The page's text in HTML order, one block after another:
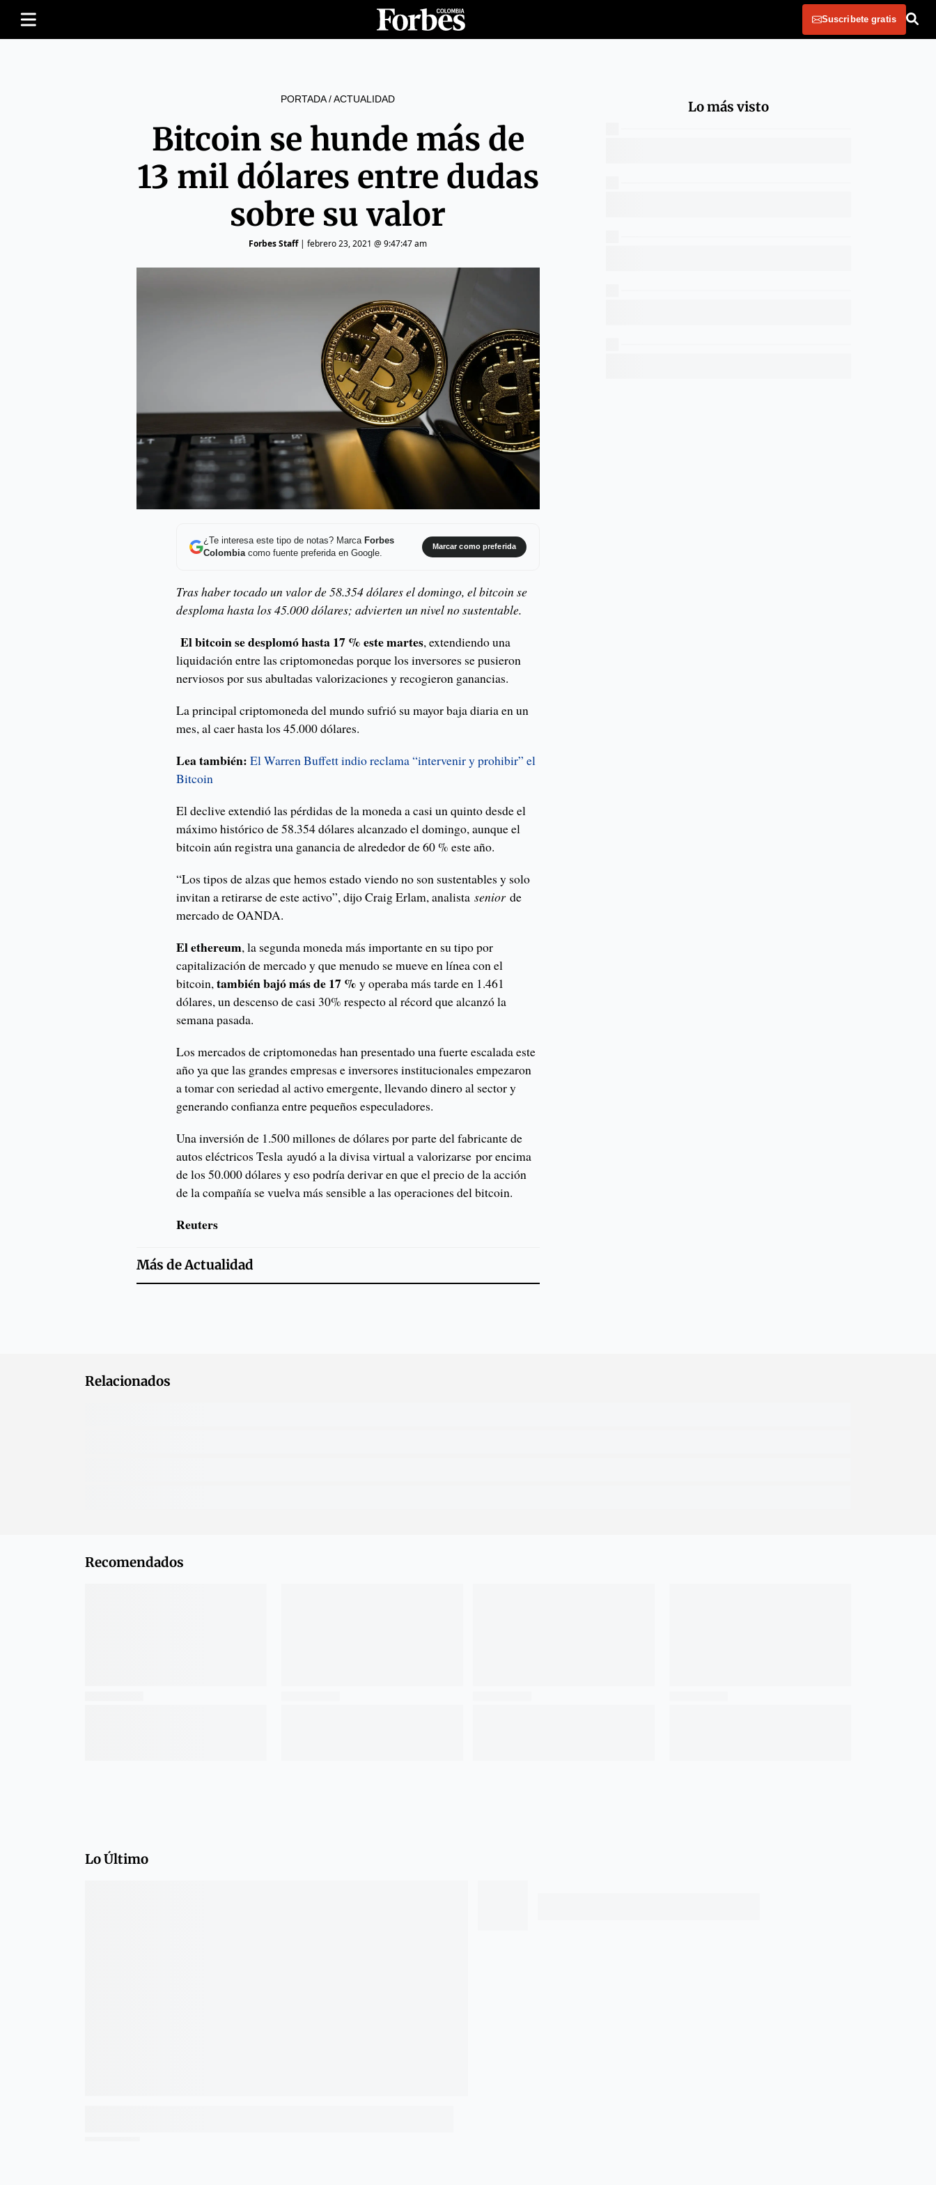
Suscribete gratis
PORTADA/ACTUALIDAD
Bitcoin se hunde más de
13 mil dólares entre dudas
sobre su valor
Forbes Staff| febrero 23, 2021 @ 9:47:47 am
¿Te interesa este tipo de notas? Marca Forbes
Colombiacomo fuente preferida en Google.
Marcar como preferida
Tras haber tocado un valor de 58.354 dólares el domingo, el bitcoin se
desploma hasta los 45.000 dólares; advierten un nivel no sustentable.
El bitcoin se desplomó hasta 17 % este martes, extendiendo una
liquidación entre las criptomonedas porque los inversores se pusieron
nerviosos por sus abultadas valorizaciones y recogieron ganancias.
La principal criptomoneda del mundo sufrió su mayor baja diaria en un
mes, al caer hasta los 45.000 dólares.
Lea también: El Warren Buffett indio reclama “intervenir y prohibir” el
Bitcoin
El declive extendió las pérdidas de la moneda a casi un quinto desde el
máximo histórico de 58.354 dólares alcanzado el domingo, aunque el
bitcoin aún registra una ganancia de alrededor de 60 % este año.
“Los tipos de alzas que hemos estado viendo no son sustentables y solo
invitan a retirarse de este activo”, dijo Craig Erlam, analistaseniorde
mercado de OANDA.
El ethereum, la segunda moneda más importante en su tipo por
capitalización de mercado y que menudo se mueve en línea con el
bitcoin,también bajó más de 17 %y operaba más tarde en 1.461
dólares, un descenso de casi 30% respecto al récord que alcanzó la
semana pasada.
Los mercados de criptomonedas han presentado una fuerte escalada este
año ya que las grandes empresas e inversores institucionales empezaron
a tomar con seriedad al activo emergente, llevando dinero al sector y
generando confianza entre pequeños especuladores.
Una inversión de 1.500 millones de dólares por parte del fabricante de
autos eléctricos Tesla ayudó a la divisa virtual a valorizarse por encima
de los 50.000 dólares y eso podría derivar en que el precio de la acción
de la compañía se vuelva más sensible a las operaciones del bitcoin.
Reuters
Más deActualidad
Lo más visto
Relacionados
Recomendados
Lo Último